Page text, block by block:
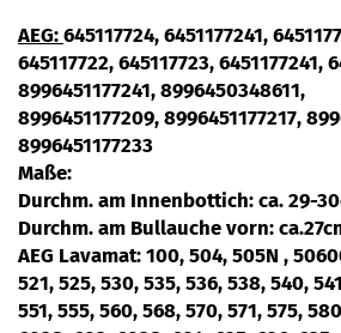
AEG: 645117724, 6451177241,
645117722, 645117723, 6451177241,
8996451177241, 8996450348611,
8996451177209, 8996451177217,
8996451177233
Maße:
Durchm. am Innenbottich: ca. 29-
Durchm. am Bullauche vorn:
AEG Lavamat: 100, 504, 505N ,
521, 525, 530, 535, 536, 538, 540,
551, 555, 560, 568, 570, 571, 575,